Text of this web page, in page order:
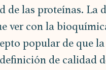
de las proteínas. La
ver con la
popular de que
de calidad